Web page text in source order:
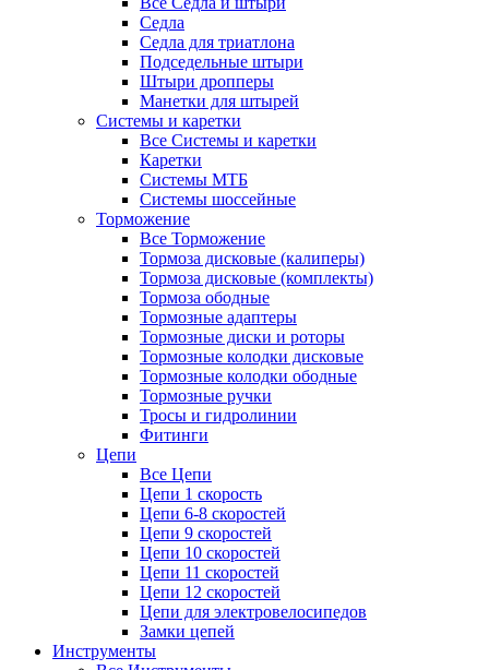
Седла
Седла для триатлона
Подседельные штыри
Штыри дропперы
Манетки для штырей
Системы и каретки
Все Системы и каретки
Каретки
Системы МТБ
Системы шоссейные
Торможение
Все Торможение
Тормоза дисковые (калиперы)
Тормоза дисковые (комплекты)
Тормоза ободные
Тормозные адаптеры
Тормозные диски и роторы
Тормозные колодки дисковые
Тормозные колодки ободные
Тормозные ручки
Тросы и гидролинии
Фитинги
Цепи
Все Цепи
Цепи 1 скорость
Цепи 6-8 скоростей
Цепи 9 скоростей
Цепи 10 скоростей
Цепи 11 скоростей
Цепи 12 скоростей
Цепи для электровелосипедов
Замки цепей
Инструменты